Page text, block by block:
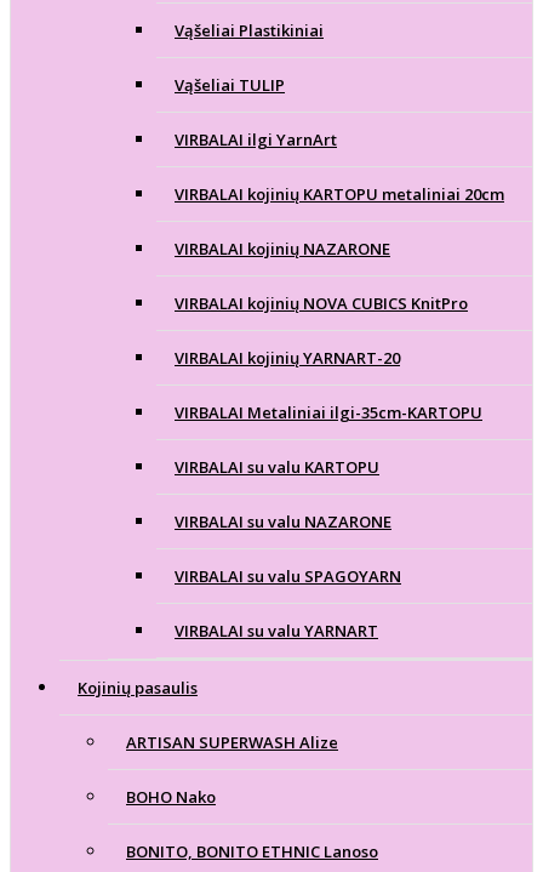
Vąšeliai Plastikiniai
Vąšeliai TULIP
VIRBALAI ilgi YarnArt
VIRBALAI kojinių KARTOPU metaliniai 20cm
VIRBALAI kojinių NAZARONE
VIRBALAI kojinių NOVA CUBICS KnitPro
VIRBALAI kojinių YARNART-20
VIRBALAI Metaliniai ilgi-35cm-KARTOPU
VIRBALAI su valu KARTOPU
VIRBALAI su valu NAZARONE
VIRBALAI su valu SPAGOYARN
VIRBALAI su valu YARNART
Kojinių pasaulis
ARTISAN SUPERWASH Alize
BOHO Nako
BONITO, BONITO ETHNIC Lanoso